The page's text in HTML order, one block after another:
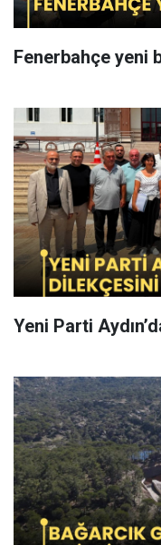
Fenerbahçe yeni
Yeni Parti